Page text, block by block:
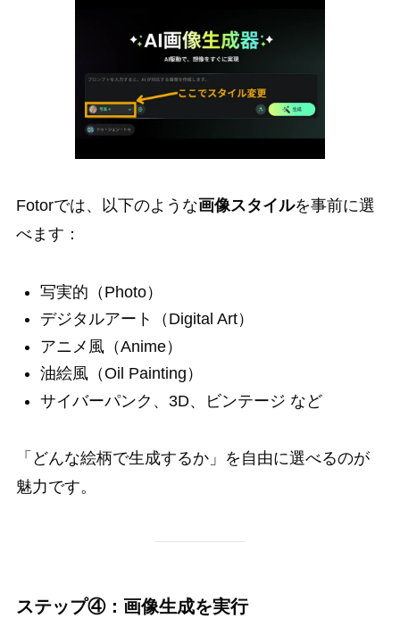
Fotorでは、以下のような画像スタイルを事前に選
べます：
写実的（Photo）
デジタルアート（Digital Art）
アニメ風（Anime）
油絵風（Oil Painting）
サイバーパンク、3D、ビンテージ など
「どんな絵柄で生成するか」を自由に選べるのが
魅力です。
ステップ④：画像生成を実行